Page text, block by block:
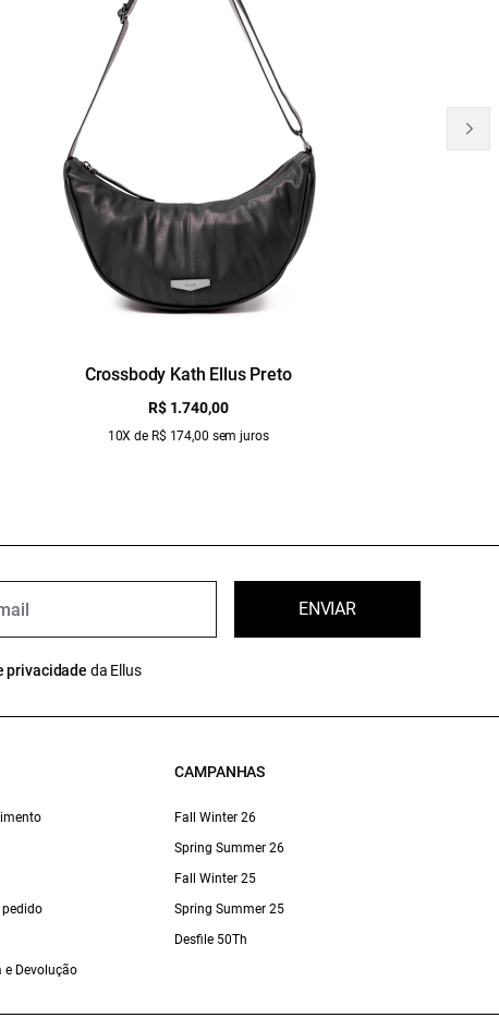
Crossbody Kath Ellus Preto
R$ 1.740,00
10X de R$ 174,00 sem juros
ENVIAR
privacidade da Ellus
e Devolução
CAMPANHAS
Fall Winter 26
Spring Summer 26
Fall Winter 25
Spring Summer 25
Desfile 50Th